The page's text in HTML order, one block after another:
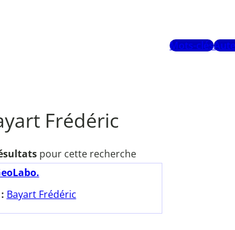
Mots-clés
Frédéric
pour cette recherche
Bayart Frédéric